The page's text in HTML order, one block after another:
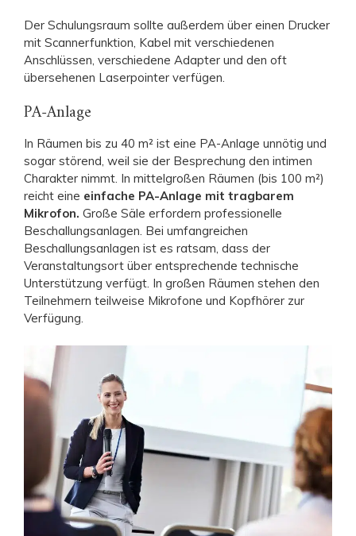
Der Schulungsraum sollte außerdem über einen Drucker
mit Scannerfunktion, Kabel mit verschiedenen
Anschlüssen, verschiedene Adapter und den oft
übersehenen Laserpointer verfügen.
PA-Anlage
In Räumen bis zu 40 m² ist eine PA-Anlage unnötig und
sogar störend, weil sie der Besprechung den intimen
Charakter nimmt. In mittelgroßen Räumen (bis 100 m²)
reicht eine einfache PA-Anlage mit tragbarem
Mikrofon. Große Säle erfordern professionelle
Beschallungsanlagen. Bei umfangreichen
Beschallungsanlagen ist es ratsam, dass der
Veranstaltungsort über entsprechende technische
Unterstützung verfügt. In großen Räumen stehen den
Teilnehmern teilweise Mikrofone und Kopfhörer zur
Verfügung.